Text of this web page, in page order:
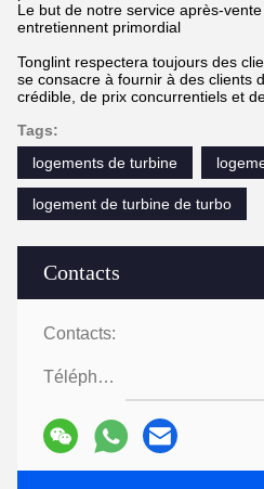
Contacts
Contacts:
Téléphone:
Le but de notre service après-
entretiennent primordial
Tonglint respectera toujours des
se consacre à fournir à des clients
crédible, de prix concurrentiels et
Tags:
logements de turbine
logement de turbine de turbo